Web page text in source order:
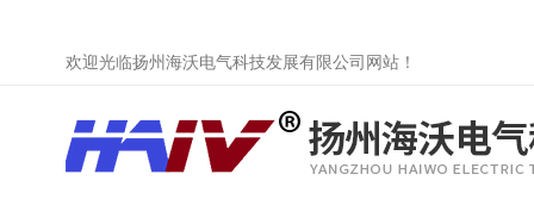
欢迎光临扬州海沃电气科技发展有限公司网站！